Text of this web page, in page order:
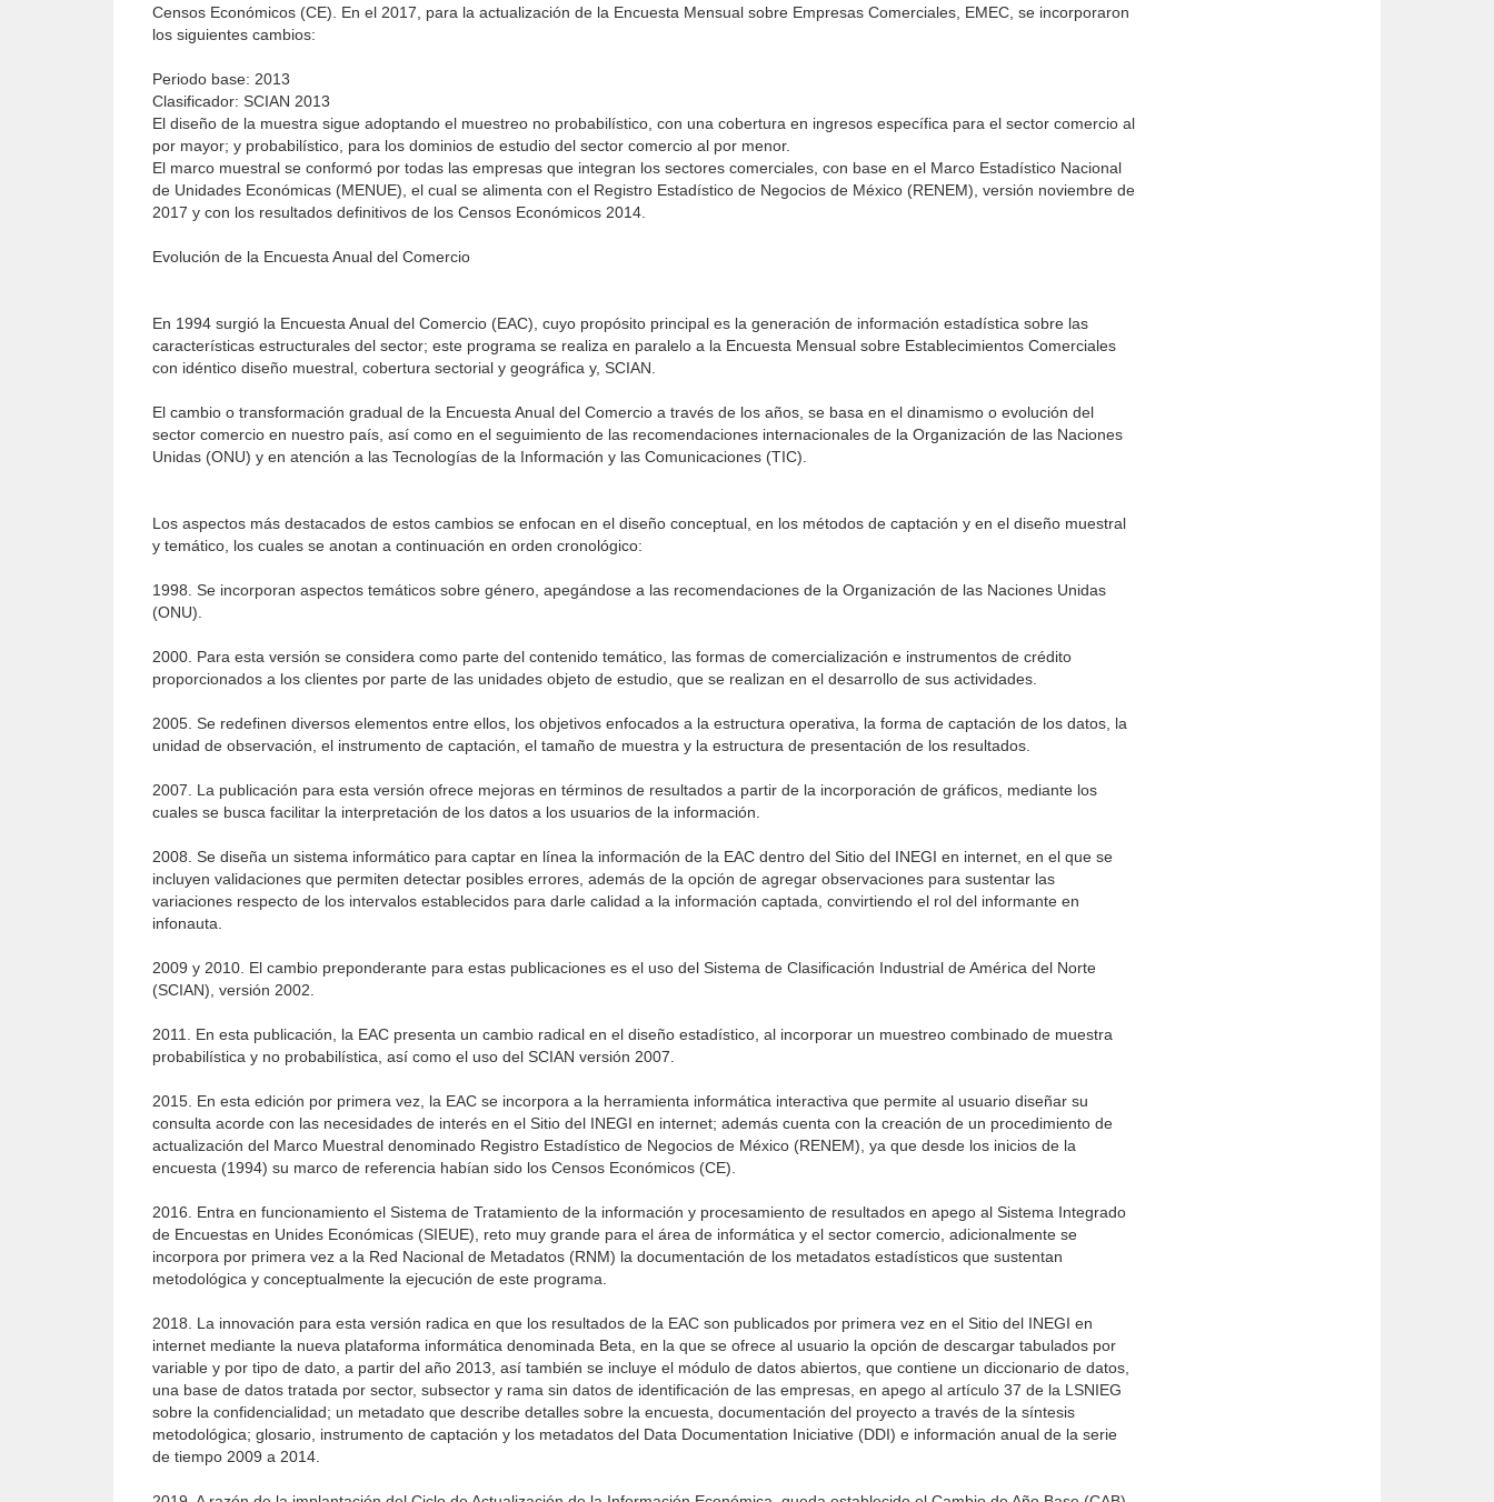
Censos Económicos (CE). En el 2017, para la actualización de la Encuesta Mensual sobre Empresas Comerciales, EMEC, se incorporaron
los siguientes cambios:
Periodo base: 2013
Clasificador: SCIAN 2013
El diseño de la muestra sigue adoptando el muestreo no probabilístico, con una cobertura en ingresos específica para el sector comercio al
por mayor; y probabilístico, para los dominios de estudio del sector comercio al por menor.
El marco muestral se conformó por todas las empresas que integran los sectores comerciales, con base en el Marco Estadístico Nacional
de Unidades Económicas (MENUE), el cual se alimenta con el Registro Estadístico de Negocios de México (RENEM), versión noviembre de
2017 y con los resultados definitivos de los Censos Económicos 2014.
Evolución de la Encuesta Anual del Comercio
En 1994 surgió la Encuesta Anual del Comercio (EAC), cuyo propósito principal es la generación de información estadística sobre las
características estructurales del sector; este programa se realiza en paralelo a la Encuesta Mensual sobre Establecimientos Comerciales
con idéntico diseño muestral, cobertura sectorial y geográfica y, SCIAN.
El cambio o transformación gradual de la Encuesta Anual del Comercio a través de los años, se basa en el dinamismo o evolución del
sector comercio en nuestro país, así como en el seguimiento de las recomendaciones internacionales de la Organización de las Naciones
Unidas (ONU) y en atención a las Tecnologías de la Información y las Comunicaciones (TIC).
Los aspectos más destacados de estos cambios se enfocan en el diseño conceptual, en los métodos de captación y en el diseño muestral
y temático, los cuales se anotan a continuación en orden cronológico:
1998. Se incorporan aspectos temáticos sobre género, apegándose a las recomendaciones de la Organización de las Naciones Unidas
(ONU).
2000. Para esta versión se considera como parte del contenido temático, las formas de comercialización e instrumentos de crédito
proporcionados a los clientes por parte de las unidades objeto de estudio, que se realizan en el desarrollo de sus actividades.
2005. Se redefinen diversos elementos entre ellos, los objetivos enfocados a la estructura operativa, la forma de captación de los datos, la
unidad de observación, el instrumento de captación, el tamaño de muestra y la estructura de presentación de los resultados.
2007. La publicación para esta versión ofrece mejoras en términos de resultados a partir de la incorporación de gráficos, mediante los
cuales se busca facilitar la interpretación de los datos a los usuarios de la información.
2008. Se diseña un sistema informático para captar en línea la información de la EAC dentro del Sitio del INEGI en internet, en el que se
incluyen validaciones que permiten detectar posibles errores, además de la opción de agregar observaciones para sustentar las
variaciones respecto de los intervalos establecidos para darle calidad a la información captada, convirtiendo el rol del informante en
infonauta.
2009 y 2010. El cambio preponderante para estas publicaciones es el uso del Sistema de Clasificación Industrial de América del Norte
(SCIAN), versión 2002.
2011. En esta publicación, la EAC presenta un cambio radical en el diseño estadístico, al incorporar un muestreo combinado de muestra
probabilística y no probabilística, así como el uso del SCIAN versión 2007.
2015. En esta edición por primera vez, la EAC se incorpora a la herramienta informática interactiva que permite al usuario diseñar su
consulta acorde con las necesidades de interés en el Sitio del INEGI en internet; además cuenta con la creación de un procedimiento de
actualización del Marco Muestral denominado Registro Estadístico de Negocios de México (RENEM), ya que desde los inicios de la
encuesta (1994) su marco de referencia habían sido los Censos Económicos (CE).
2016. Entra en funcionamiento el Sistema de Tratamiento de la información y procesamiento de resultados en apego al Sistema Integrado
de Encuestas en Unides Económicas (SIEUE), reto muy grande para el área de informática y el sector comercio, adicionalmente se
incorpora por primera vez a la Red Nacional de Metadatos (RNM) la documentación de los metadatos estadísticos que sustentan
metodológica y conceptualmente la ejecución de este programa.
2018. La innovación para esta versión radica en que los resultados de la EAC son publicados por primera vez en el Sitio del INEGI en
internet mediante la nueva plataforma informática denominada Beta, en la que se ofrece al usuario la opción de descargar tabulados por
variable y por tipo de dato, a partir del año 2013, así también se incluye el módulo de datos abiertos, que contiene un diccionario de datos,
una base de datos tratada por sector, subsector y rama sin datos de identificación de las empresas, en apego al artículo 37 de la LSNIEG
sobre la confidencialidad; un metadato que describe detalles sobre la encuesta, documentación del proyecto a través de la síntesis
metodológica; glosario, instrumento de captación y los metadatos del Data Documentation Iniciative (DDI) e información anual de la serie
de tiempo 2009 a 2014.